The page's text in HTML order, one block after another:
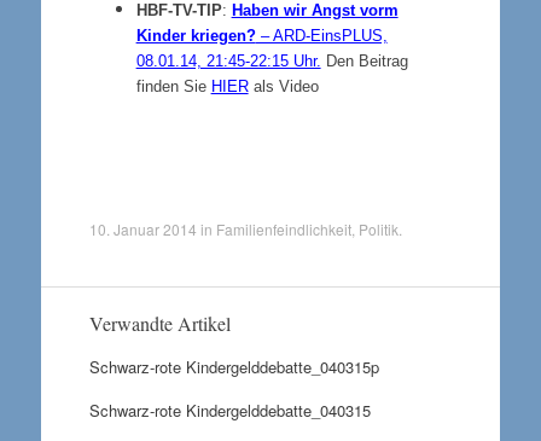
HBF-TV-TIP: Haben wir Angst vorm
Kinder kriegen?– ARD-EinsPLUS,
08.01.14, 21:45-22:15 Uhr. Den Beitrag
finden Sie HIERals Video
10. Januar 2014 in Familienfeindlichkeit, Politik
Verwandte Artikel
Schwarz-rote Kindergelddebatte_040315p
Schwarz-rote Kindergelddebatte_040315